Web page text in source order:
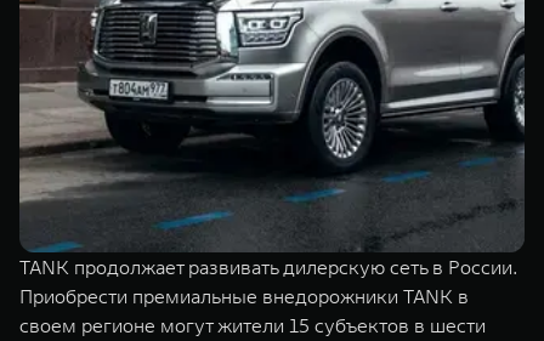
TANK 500
Веди за собой
от 6 499 000 ₽
TANK 700
Сила
от 10 199
TANK Финансы
Корпоративным клиентам
TANK ФИНАНСЫ
TANK Кредит
TANK Страхование
Сервис
Специальные предложения
Моторные масла
ЦИФРОВЫЕ СЕРВИСЫ TANK
Цифровые сервисы TANK
Подписки
TANK продолжает развивать дилерскую сеть в России.
Приобрести премиальные внедорожники TANK в
своем регионе могут жители 15 субъектов в шести